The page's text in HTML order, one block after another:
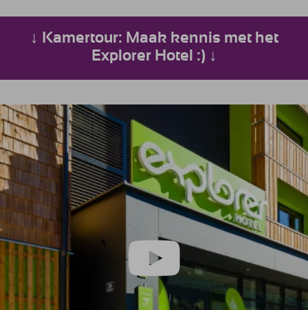
↓ Kamertour: Maak kennis met het
Explorer Hotel :) ↓